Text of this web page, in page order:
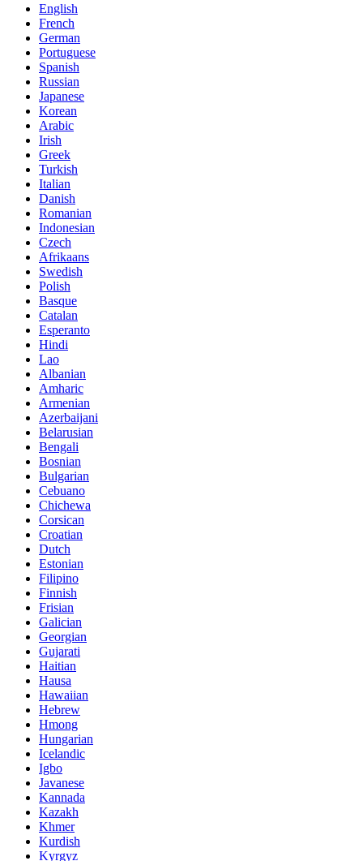
English
French
German
Portuguese
Spanish
Russian
Japanese
Korean
Arabic
Irish
Greek
Turkish
Italian
Danish
Romanian
Indonesian
Czech
Afrikaans
Swedish
Polish
Basque
Catalan
Esperanto
Hindi
Lao
Albanian
Amharic
Armenian
Azerbaijani
Belarusian
Bengali
Bosnian
Bulgarian
Cebuano
Chichewa
Corsican
Croatian
Dutch
Estonian
Filipino
Finnish
Frisian
Galician
Georgian
Gujarati
Haitian
Hausa
Hawaiian
Hebrew
Hmong
Hungarian
Icelandic
Igbo
Javanese
Kannada
Kazakh
Khmer
Kurdish
Kyrgyz